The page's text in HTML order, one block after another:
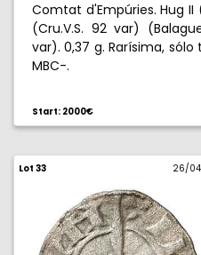
Comtat d'Empúries. Hug II
(Cru.V.S. 92 var)
var). 0,37 g. Rarísima,
MBC-.
Start: 2000€
Lot 33 26/